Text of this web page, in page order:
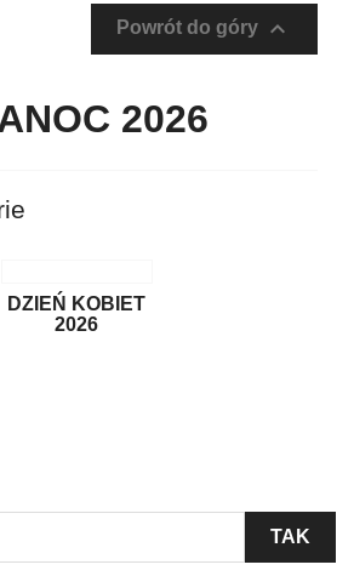
Powrót do góry 
2026
DZIEŃ KOBIET
2026